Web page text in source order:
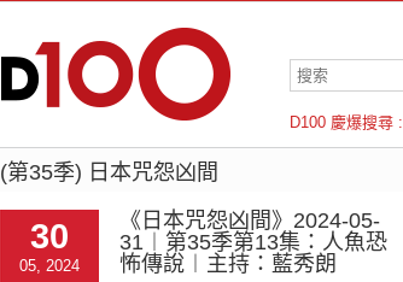
D100 慶爆搜尋 :
羅倫斯
(第35季) 日本咒怨凶間
30
05, 2024
《日本咒怨凶間》2024-05-
31︱第35季第13集：人魚恐
怖傳說︱主持：藍秀朗